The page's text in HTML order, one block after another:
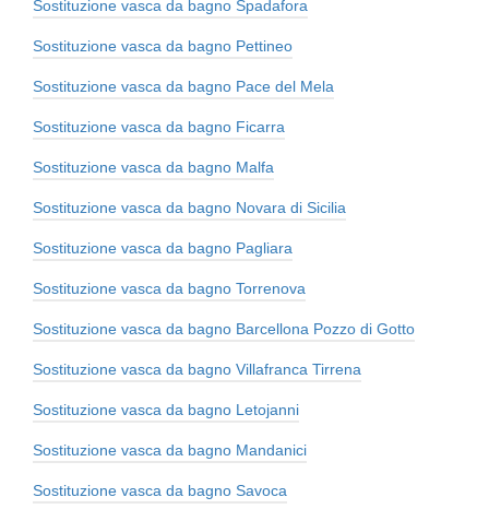
Sostituzione vasca da bagno Spadafora
Sostituzione vasca da bagno Pettineo
Sostituzione vasca da bagno Pace del Mela
Sostituzione vasca da bagno Ficarra
Sostituzione vasca da bagno Malfa
Sostituzione vasca da bagno Novara di Sicilia
Sostituzione vasca da bagno Pagliara
Sostituzione vasca da bagno Torrenova
Sostituzione vasca da bagno Barcellona Pozzo di Gotto
Sostituzione vasca da bagno Villafranca Tirrena
Sostituzione vasca da bagno Letojanni
Sostituzione vasca da bagno Mandanici
Sostituzione vasca da bagno Savoca